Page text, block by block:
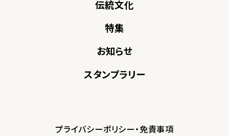
伝統文化
特集
お知らせ
スタンプラリー
プライバシーポリシー・免責事項